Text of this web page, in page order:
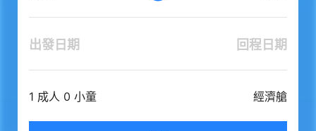
出發日期 回程日期
1 成人 0 小童 經濟艙